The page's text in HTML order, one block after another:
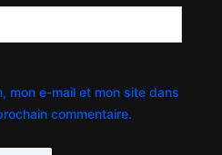
mon e-mail et mon site dans
commentaire.